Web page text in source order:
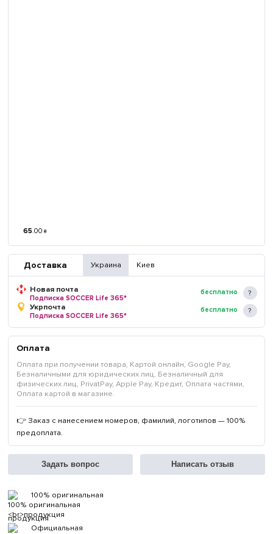
65.00 ₴
Доставка Украина Киев
Новая почта
Подписка SOCCER Life 365*
бесплатно
Укрпочта
Подписка SOCCER Life 365*
бесплатно
Оплата
Оплата при получении товара, Картой онлайн, Google Pay,
Безналичными для юридических лиц, Безналичный для
физических лиц, PrivatPay, Apple Pay, Кредит, Оплата частями,
Оплата картой в магазине.
👉 Заказ с нанесением номеров, фамилий, логотипов — 100%
предоплата.
Задать вопрос Написать отзыв
100% оригинальная
продукция
Официальная